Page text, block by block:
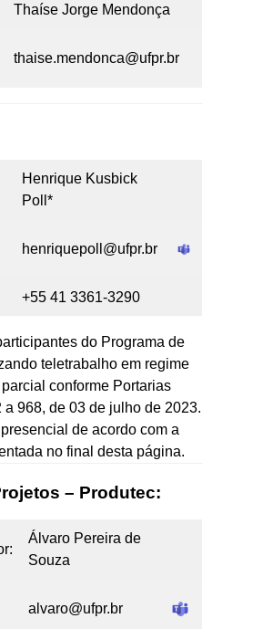
Thaíse Jorge Mendonça
thaise.mendonca@ufpr.br
Henrique Kusbick
Poll*
henriquepoll@ufpr.br
+55 41 3361-3290
do Programa de
teletrabalho em regime
conforme Portarias
a 968, de 03 de julho de 2023.
de acordo com a
no final desta página.
– Produtec:
Álvaro Pereira de
Souza
alvaro@ufpr.br